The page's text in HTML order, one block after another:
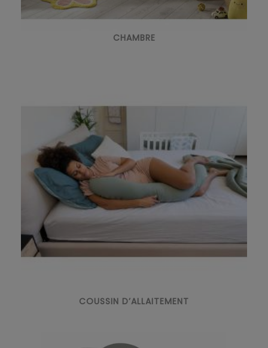
CHAMBRE
COUSSIN D’ALLAITEMENT